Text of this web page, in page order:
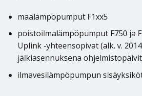
maalämpöpumput F1xx5
poistoilmalämpöpumput F750 ja
Uplink -yhteensopivat (alk. v.
jälkiasennuksena
ilmavesilämpöpumpun